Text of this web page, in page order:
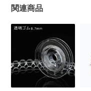
関連商品